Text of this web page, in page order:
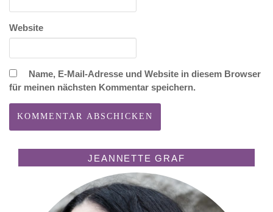
Website
Name, E-Mail-Adresse und Website in diesem Browser
für meinen nächsten Kommentar speichern.
JEANNETTE GRAF